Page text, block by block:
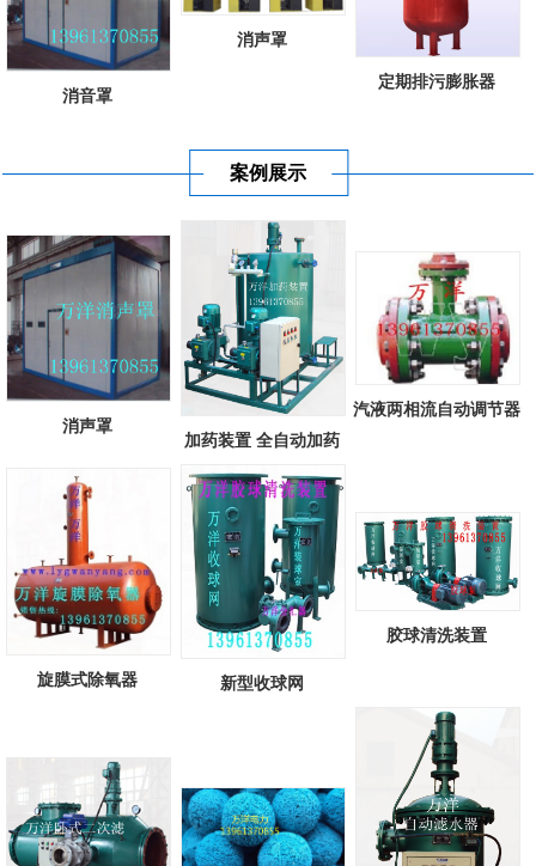
消音罩
消声罩
定期排污膨胀器
案例展示
消声罩
加药装置 全自动加药
装置
汽液两相流自动调节器
旋膜式除氧器 新型收球网
胶球清洗装置